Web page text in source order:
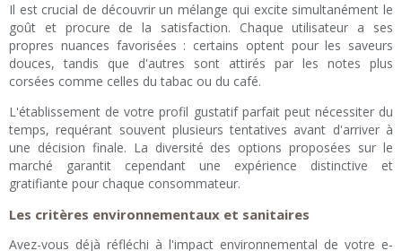
Il est crucial de découvrir un mélange qui excite simultanément le
goût et procure de la satisfaction. Chaque utilisateur a ses
propres nuances favorisées : certains optent pour les saveurs
douces, tandis que d'autres sont attirés par les notes plus
corsées comme celles du tabac ou du café.
L'établissement de votre profil gustatif parfait peut nécessiter du
temps, requérant souvent plusieurs tentatives avant d'arriver à
une décision finale. La diversité des options proposées sur le
marché garantit cependant une expérience distinctive et
gratifiante pour chaque consommateur.
Les critères environnementaux et sanitaires
Avez-vous déjà réfléchi à l'impact environnemental de votre e-